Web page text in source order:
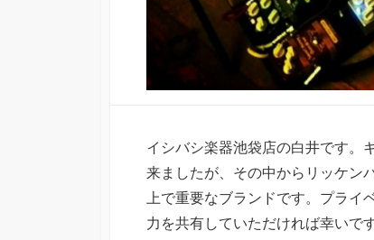
イシバシ楽器池袋店の白井です。
来ましたが、その中からリッケン
上で重要なブランドです。プライ
力を共有していただければ幸いです